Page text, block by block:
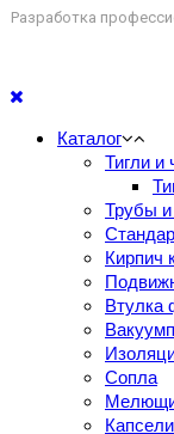
Разработка
Каталог
Тигли и
Трубы
Кирпич
Втулка
Сопла
Капсели